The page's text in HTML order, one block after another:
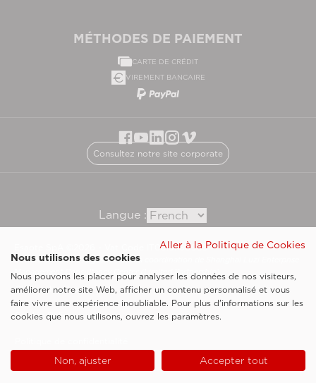
MÉTHODES DE PAIEMENT
CARTE DE CRÉDIT
VIREMENT BANCAIRE
Consultez notre site corporate
Langue :
Esaote SpA ©2026 - Vat Code IT05131180969
Société soumise à la gestion et à la coordination de Shanghai Luzi Enterprise
Management Consultancy Center (Limited Partnership)
Clauses légales
Cookie Policy
Aller à la Politique de Cookies
Nous utilisons des cookies
Nous pouvons les placer pour analyser les données de nos visiteurs,
améliorer notre site Web, afficher un contenu personnalisé et vous
faire vivre une expérience inoubliable. Pour plus d'informations sur les
cookies que nous utilisons, ouvrez les paramètres.
Non, ajuster Accepter tout